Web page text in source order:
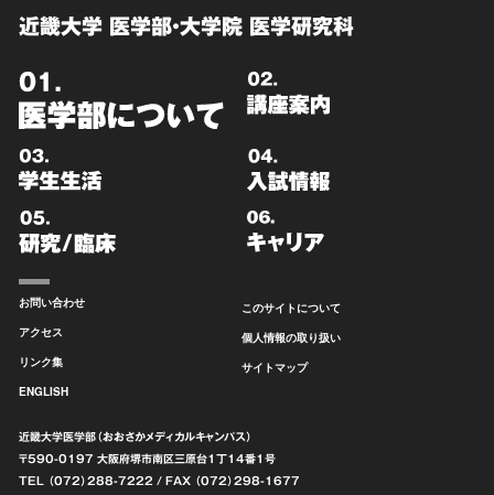
近畿大学 医学部・大学院 医学研究科
お問い合わせ
アクセス
リンク集
ENGLISH
このサイトについて
個人情報の取り扱い
サイトマップ
近畿大学医学部（おおさかメディカルキャンパス）
〒590-0197 大阪府堺市南区三原台1丁14番1号
TEL （072）288-7222 / FAX （072）298-1677